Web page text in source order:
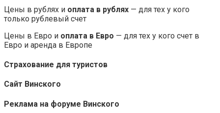
Цены в рублях и оплата в рублях — для тех у кого
только рублевый счет
Цены в Евро и оплата в Евро — для тех у кого счет в
Евро и аренда в Европе
Страхование для туристов
Сайт Винского
Реклама на форуме Винского